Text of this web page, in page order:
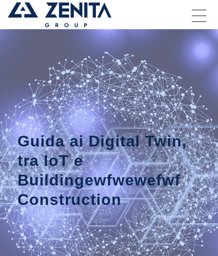
Guida ai Digital Twin,
tra IoT e
Buildingewfwewefwf
Construction